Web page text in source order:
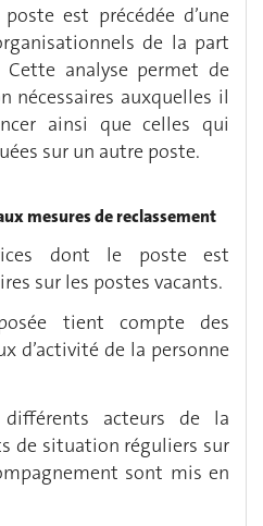
est précédée d’une
de la part
Cette analyse permet de
nécessaires auxquelles il
ainsi que celles qui
sur un autre poste.
mesures de reclassement
dont le poste est
sur les postes vacants.
tient compte des
d’activité de la personne
acteurs de la
de situation réguliers sur
sont mis en